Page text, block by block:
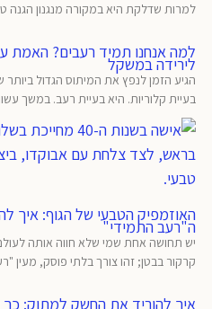
למרות שדלקת היא במקורה מנגנון הגנה טבעי
למה אנחנו תמיד רעבים? האמת על
לירידה במשקל
הגיע הזמן לנפץ את המיתוס הגדול ביותר
בעיית קלוריות. היא בעיית רעב. במשך
האוזמפיק הטבעי של הגוף: איך
ה"רעב התמידי"
יש תחושה אחת שמי שלא חווה אותה לעולם
קרקור בבטן; זהו צורך בלתי פוסק, מעין
איך להוריד את החשק למתוק: כך